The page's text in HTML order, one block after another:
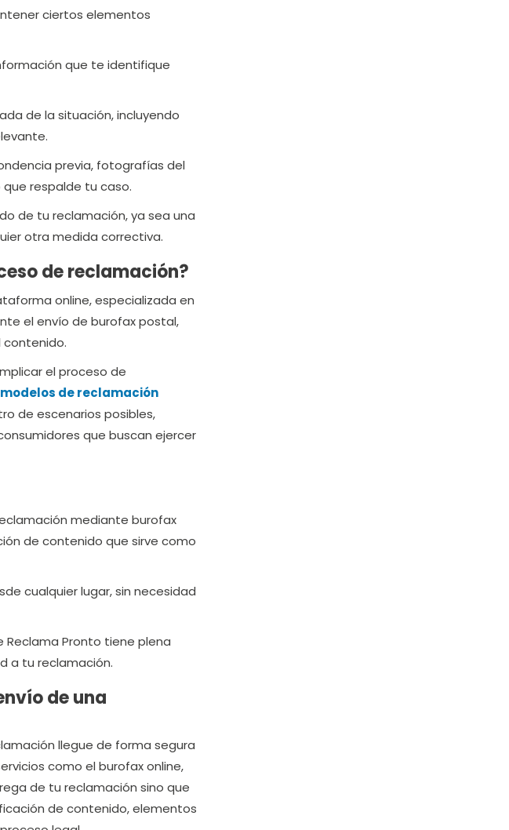
ciertos elementos
que te identifique
de la situación, incluyendo
previa, fotografías del
respalde tu caso.
de tu reclamación, ya sea una
otra medida correctiva.
de reclamación?
online, especializada en
el envío de burofax postal,
el proceso de
modelos de reclamación
de escenarios posibles,
que buscan ejercer
mediante burofax
de contenido que sirve como
cualquier lugar, sin necesidad
Reclama Pronto tiene plena
a tu reclamación.
de una
llegue de forma segura
como el burofax online,
de tu reclamación sino que
de contenido, elementos